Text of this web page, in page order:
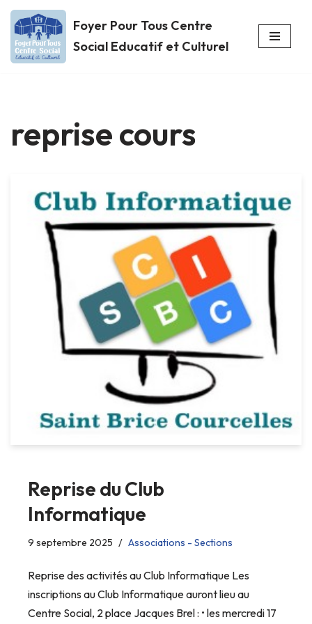
Aller
au
Foyer Pour Tous Centre
Social Educatif et Culturel
reprise cours
Reprise du Club
Informatique
9 septembre 2025 Associations - Sections
Reprise des activités au Club Informatique Les
inscriptions au Club Informatique auront lieu au
Centre Social, 2 place Jacques Brel : • les mercredi 17